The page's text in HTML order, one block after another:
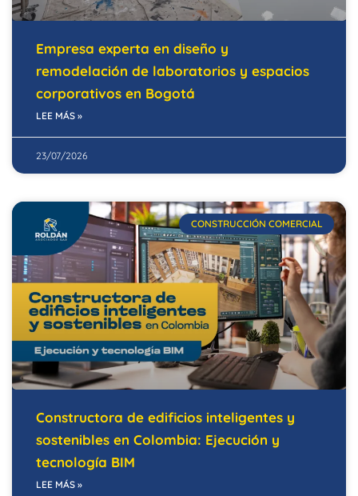
Empresa experta en diseño y
remodelación de laboratorios y espacios
corporativos en Bogotá
LEE MÁS »
23/07/2026
CONSTRUCCIÓN COMERCIAL
Constructora de edificios inteligentes y
sostenibles en Colombia: Ejecución y
tecnología BIM
LEE MÁS »